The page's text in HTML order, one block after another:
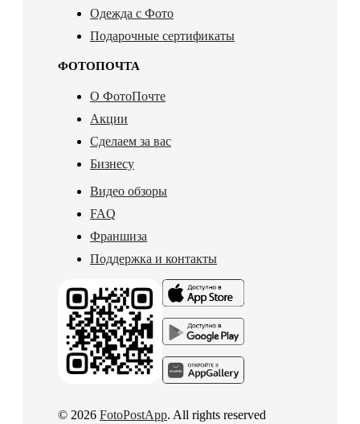
Одежда с Фото
Подарочные сертификаты
ФОТОПОЧТА
О ФотоПочте
Акции
Сделаем за вас
Бизнесу
Видео обзоры
FAQ
Франшиза
Поддержка и контакты
© 2026 FotoPostApp. All rights reserved